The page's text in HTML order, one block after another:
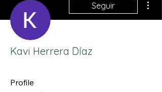
Seguir
Kavi Herrera Díaz
Profile